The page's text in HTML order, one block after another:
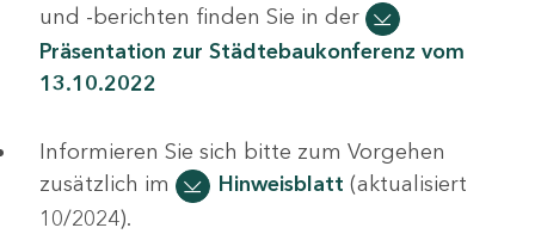
und -berichten finden Sie in der
Präsentation zur Städtebaukonferenz vom
13.10.2022
Informieren Sie sich bitte zum Vorgehen
zusätzlich im
Hinweisblatt (aktualisiert
10/2024).